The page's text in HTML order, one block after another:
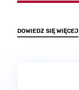
DOWIEDZ SIĘ WIĘCEJ